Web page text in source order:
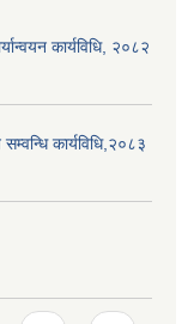
कार्यविधि, २०८२
कार्यविधि,२०८३